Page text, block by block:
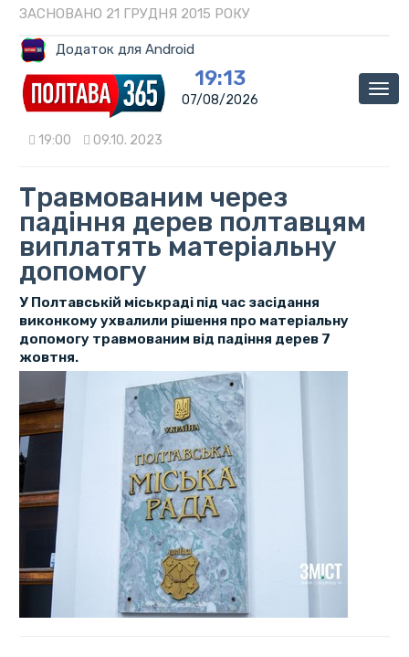
ЗАСНОВАНО 21 ГРУДНЯ 2015 РОКУ
Додаток для Android
19:13
07/08/2026
19:00 09.10. 2023
Травмованим через
падіння дерев полтавцям
виплатять матеріальну
допомогу
У Полтавській міськраді під час засідання
виконкому ухвалили рішення про матеріальну
допомогу травмованим від падіння дерев 7
жовтня.